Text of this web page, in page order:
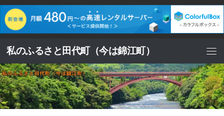
コンテンツへスキップ
私のふるさと田代町（今は錦江町）